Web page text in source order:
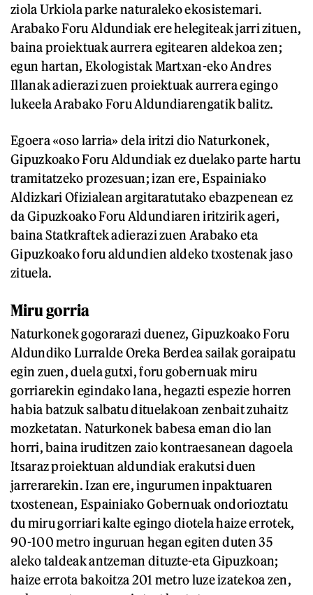
ziola Urkiola parke naturaleko ekosistemari.
Arabako Foru Aldundiak ere helegiteak jarri zituen,
baina proiektuak aurrera egitearen aldekoa zen;
egun hartan, Ekologistak Martxan-eko Andres
Illanak adierazi zuen proiektuak aurrera egingo
lukeela Arabako Foru Aldundiarengatik balitz.
Egoera «oso larria» dela iritzi dio Naturkonek,
Gipuzkoako Foru Aldundiak ez duelako parte hartu
tramitatzeko prozesuan; izan ere, Espainiako
Aldizkari Ofizialean argitaratutako ebazpenean ez
da Gipuzkoako Foru Aldundiaren iritzirik ageri,
baina Statkraftek adierazi zuen Arabako eta
Gipuzkoako foru aldundien aldeko txostenak jaso
zituela.
Miru gorria
Naturkonek gogorarazi duenez, Gipuzkoako Foru
Aldundiko Lurralde Oreka Berdea sailak goraipatu
egin zuen, duela gutxi, foru gobernuak miru
gorriarekin egindako lana, hegazti espezie horren
habia batzuk salbatu dituelakoan zenbait zuhaitz
mozketatan. Naturkonek babesa eman dio lan
horri, baina iruditzen zaio kontraesanean dagoela
Itsaraz proiektuan aldundiak erakutsi duen
jarrerarekin. Izan ere, ingurumen inpaktuaren
txostenean, Espainiako Gobernuak ondorioztatu
du miru gorriari kalte egingo diotela haize errotek,
90-100 metro inguruan hegan egiten duten 35
aleko taldeak antzeman dituzte-eta Gipuzkoan;
haize errota bakoitza 201 metro luze izatekoa zen,